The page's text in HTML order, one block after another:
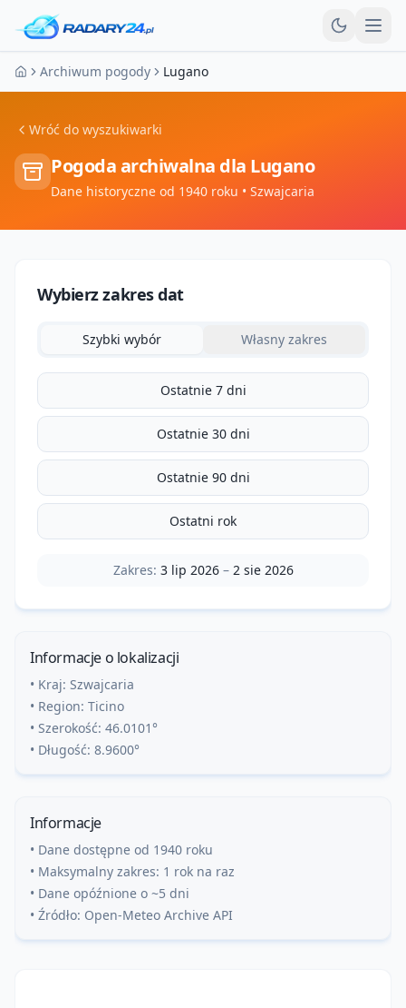
Strona główna
Archiwum pogody Lugano
Wróć do wyszukiwarki
Pogoda archiwalna dla Lugano
Dane historyczne od 1940 roku • Szwajcaria
Wybierz zakres dat
Szybki wybór Własny zakres
Ostatnie 7 dni
Ostatnie 30 dni
Ostatnie 90 dni
Ostatni rok
Zakres: 3 lip 2026– 2 sie 2026
Informacje o lokalizacji
• Kraj: Szwajcaria
• Region: Ticino
• Szerokość: 46.0101°
• Długość: 8.9600°
Informacje
• Dane dostępne od 1940 roku
• Maksymalny zakres: 1 rok na raz
• Dane opóźnione o ~5 dni
• Źródło: Open-Meteo Archive API